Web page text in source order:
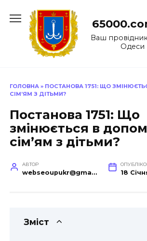
до
Ваш провідник
Одеси
ГОЛОВНА » ПОСТАНОВА 1751: ЩО
СІМ’ЯМ З ДІТЬМИ?
Постанова 1751: Що
змінюється в
сім’ям з дітьми?
АВТОР
webseoupukr@gmail.com 18
Зміст